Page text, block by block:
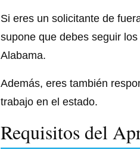
Si eres un solicitante de
supone que debes seguir
Alabama.
Además, eres también
trabajo en el estado.
Requisitos del